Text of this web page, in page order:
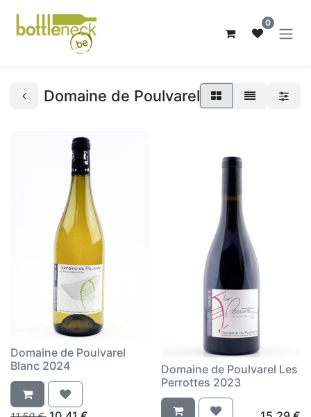
0
Domaine de Poulvarel
Domaine de Poulvarel
Blanc 2024
Domaine de Poulvarel Les
Perrottes 2023